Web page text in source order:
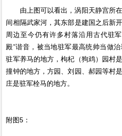
由上图可以看出，涡阳天静宫所在
间相隔武家河，其东部是建国之后新
周边至今仍有许多村落沿用古代驻
殿”谐音，被当地驻军最高统帅当做
驻军养马的地方，枸杞（狗鸡）园村
撞钟的地方，方园、刘园、郝园等村
庄是驻军栓马的地方。
附图5：